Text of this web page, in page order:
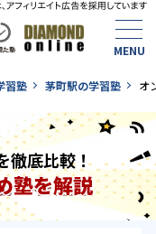
習塾 茅町駅の学習塾 オ
徹底比較！
塾を解説